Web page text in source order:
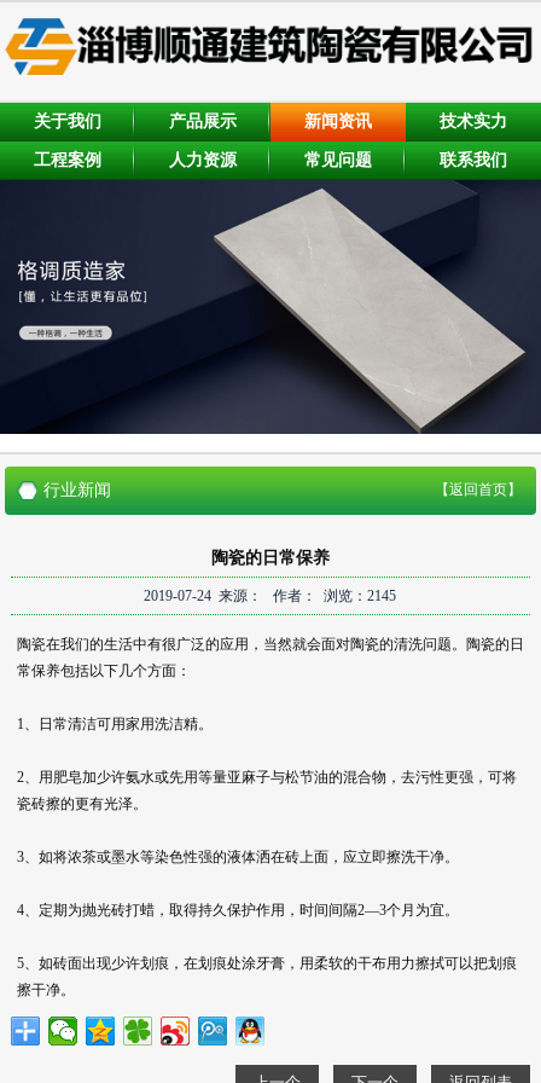
关于我们 产品展示 新闻资讯 技术实力
工程案例 人力资源 常见问题 联系我们
行业新闻 【返回首页】
陶瓷的日常保养
2019-07-24 来源： 作者： 浏览：2145
陶瓷在我们的生活中有很广泛的应用，当然就会面对陶瓷的清洗问题。陶瓷的日
常保养包括以下几个方面：
1、日常清洁可用家用洗洁精。
2、用肥皂加少许氨水或先用等量亚麻子与松节油的混合物，去污性更强，可将
瓷砖擦的更有光泽。
3、如将浓茶或墨水等染色性强的液体洒在砖上面，应立即擦洗干净。
4、定期为抛光砖打蜡，取得持久保护作用，时间间隔2—3个月为宜。
5、如砖面出现少许划痕，在划痕处涂牙膏，用柔软的干布用力擦拭可以把划痕
擦干净。